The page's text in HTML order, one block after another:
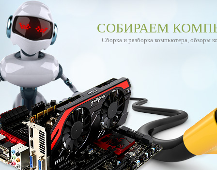
СОБИРАЕМ
Сборка и разборка компьютера, обзоры